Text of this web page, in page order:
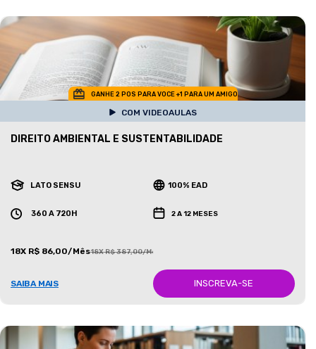
GANHE 2 POS PARA VOCE +1 PARA UM AMIGO
COM VIDEOAULAS
DIREITO AMBIENTAL E SUSTENTABILIDADE
LATO SENSU 100% EAD
360 A 720H 2 A 12 MESES
18X R$ 86,00/Mês18X R$ 387,00/Mês
SAIBA MAIS INSCREVA-SE